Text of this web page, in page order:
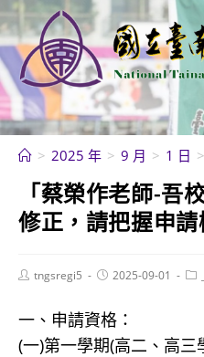
跳
轉
至
主
要
內
> 2025 年 > 9 月 > 1 日 >
「蔡榮作老師-吾
修正，請把握申
Posttngsregi5
Post2025-09-01
Post
一、申請資格：
(一)第一學期(高二、高